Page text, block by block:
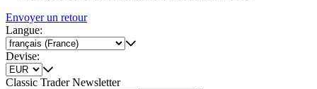
Envoyer un retour
Langue:
Devise:
Classic Trader Newsletter